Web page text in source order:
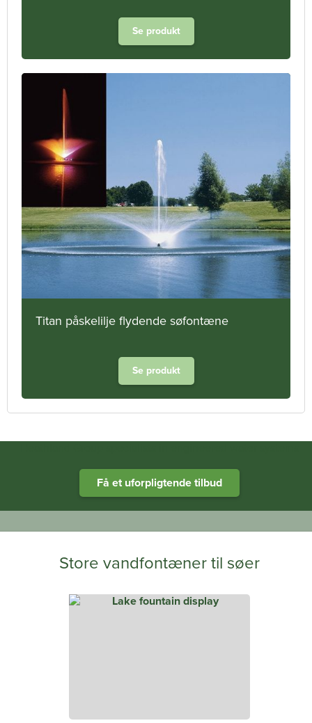
Se produkt
Titan påskelilje flydende søfontæne
Se produkt
Få et uforpligtende tilbud
Store vandfontæner til søer